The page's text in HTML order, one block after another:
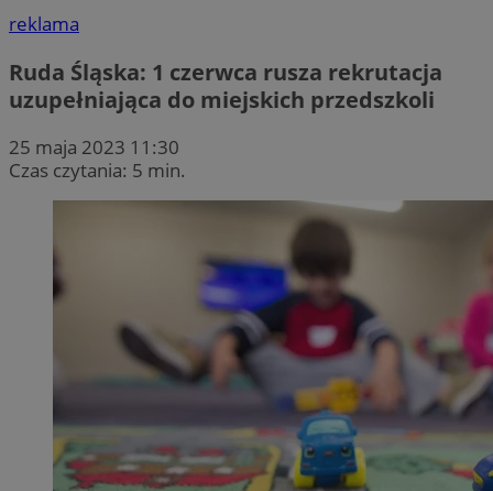
reklama
Ruda Śląska: 1 czerwca rusza rekrutacja
uzupełniająca do miejskich przedszkoli
25 maja 2023 11:30
Czas czytania: 5 min.